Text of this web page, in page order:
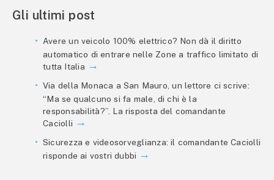
Gli ultimi post
Avere un veicolo 100% elettrico? Non dà il diritto
automatico di entrare nelle Zone a traffico limitato di
tutta Italia
Via della Monaca a San Mauro, un lettore ci scrive:
“Ma se qualcuno si fa male, di chi è la
responsabilità?”. La risposta del comandante
Caciolli
Sicurezza e videosorveglianza: il comandante Caciolli
risponde ai vostri dubbi